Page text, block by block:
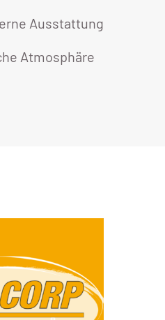
Ausstattung
Atmosphäre
ein